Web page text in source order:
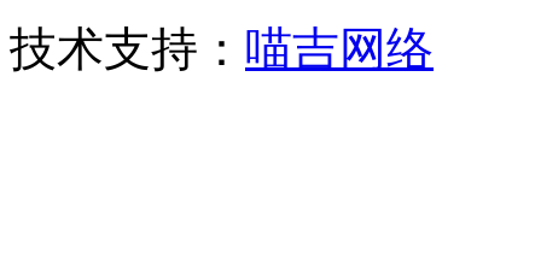
技术支持： 喵吉网络